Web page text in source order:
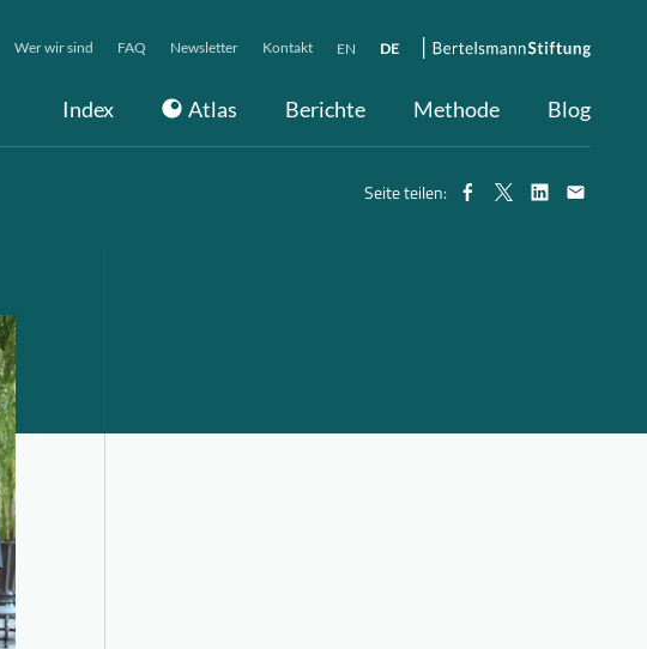
Index Atlas Berichte Methode Blog
Wer wir sind FAQ Newsletter Kontakt EN DE
Seite teilen: